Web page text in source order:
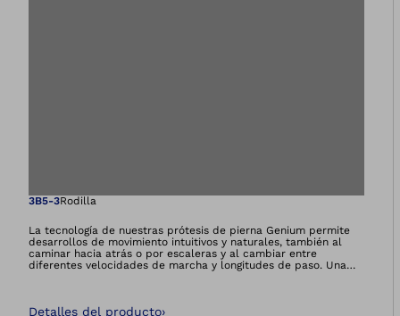
Abre la imagen
3B5-3Rodilla
La tecnología de nuestras prótesis de pierna Genium permite
desarrollos de movimiento intuitivos y naturales, también al
caminar hacia atrás o por escaleras y al cambiar entre
diferentes velocidades de marcha y longitudes de paso. Una
demostrado.Tomando como base la extraordinaria
Detalles del producto›